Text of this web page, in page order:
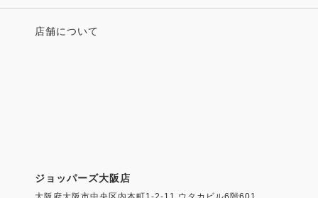
店舗について
ジョッパーズ大阪店